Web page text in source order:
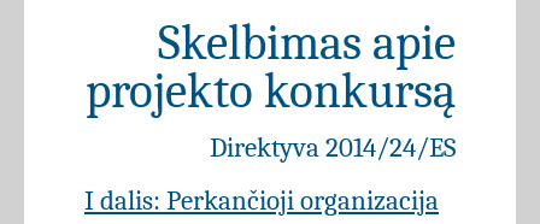
Skelbimas apie
projekto konkursą
Direktyva 2014/24/ES
I dalis: Perkančioji organizacija